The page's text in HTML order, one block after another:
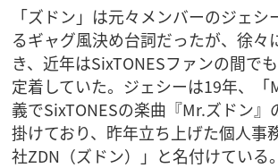
「ズドン」は元々メンバーのジェシ
るギャグ風決め台詞だったが、徐々
き、近年はSixTONESファンの間で
定着していた。ジェシーは19年、「
義でSixTONESの楽曲『Mr.ズドン』
掛けており、昨年立ち上げた個人事
社ZDN（ズドン）」と名付けている。